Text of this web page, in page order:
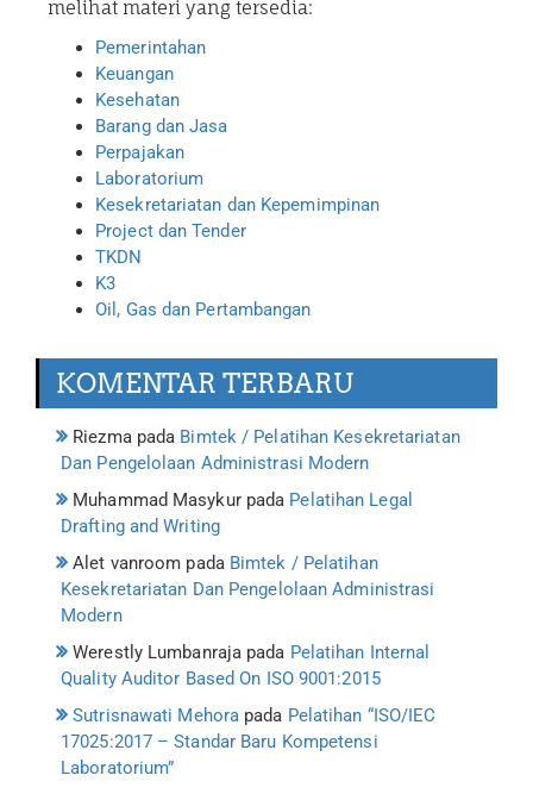
melihat materi yang tersedia:
Pemerintahan
Keuangan
Kesehatan
Barang dan Jasa
Perpajakan
Laboratorium
Kesekretariatan dan Kepemimpinan
Project dan Tender
TKDN
K3
Oil, Gas dan Pertambangan
KOMENTAR TERBARU
Riezmapada Bimtek / Pelatihan Kesekretariatan
Dan Pengelolaan Administrasi Modern
Muhammad Masykurpada Pelatihan Legal
Drafting and Writing
Alet vanroom pada Bimtek / Pelatihan
Kesekretariatan Dan Pengelolaan Administrasi
Modern
Werestly Lumbanraja pada Pelatihan Internal
Quality Auditor Based On ISO 9001:2015
Sutrisnawati Mehora pada Pelatihan “ISO/IEC
17025:2017 – Standar Baru Kompetensi
Laboratorium”